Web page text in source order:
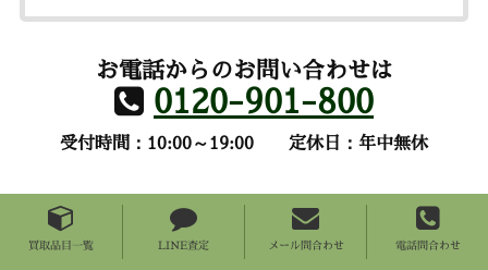
買取品目一覧 LINE査定 メール問合わせ 電話問合わせ
お電話からのお問い合わせは
0120-901-800
受付時間：10:00～19:00 定休日：年中無休